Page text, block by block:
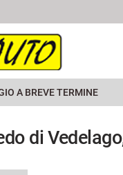
A BREVE TERMINE
di